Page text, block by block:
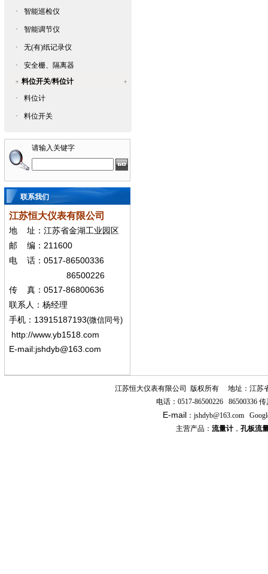
·
智能巡检仪
· 智能调节仪
· 无(有)纸记录仪
·
安全栅、隔离器
料位开关/料位计
·
料位计
· 料位开关
请输入关键字
联系我们
江苏恒大仪表有限公司
地
址：江苏省金湖工业园区
邮
编： 211600
电 话： 0517-86500336
86500226
传 真： 0517-86800636
联系人：杨经理
手机 ： 13915187193(微信同号)
http://www.yb1518.com
E-mail:jshdyb@163.com
江苏恒大仪表有限公司 版权所有
地址：江苏
电话： 0517-86500226 86500336 传
E-mail ： jshdyb@163.com
主营产品： 流量计， 孔板流